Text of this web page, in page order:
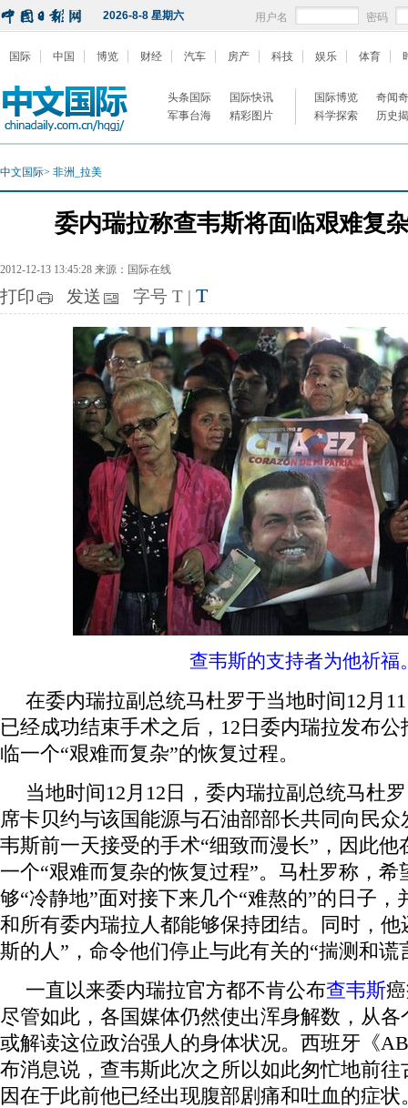
2026-8-8 星期六 用户名 密码
国际 中国 博览 财经 汽车 房产 科技 娱乐 体育
头条国际
国际快讯
军事台海
精彩图片
国际博览
奇闻
科学探索
历史
中文国际> 非洲_拉美
委内瑞拉称查韦斯将面临艰难复
2012-12-13 13:45:28 来源：国际在线
打印 发送 字号 T | T
查韦斯的支持者为他祈福
在委内瑞拉副总统马杜罗于当地时间12月
已经成功结束手术之后，12日委内瑞拉发布
临一个“艰难而复杂”的恢复过程。
当地时间12月12日，委内瑞拉副总统马杜
席卡贝约与该国能源与石油部部长共同向民
韦斯前一天接受的手术“细致而漫长”，因此
一个“艰难而复杂的恢复过程”。马杜罗称，希
够“冷静地”面对接下来几个“难熬的”的日子，
和所有委内瑞拉人都能够保持团结。同时，他
斯的人”，命令他们停止与此有关的“揣测和谎
一直以来委内瑞拉官方都不肯公布查韦斯
尽管如此，各国媒体仍然使出浑身解数，从
或解读这位政治强人的身体状况。西班牙《
布消息说，查韦斯此次之所以如此匆忙地前
因在于此前他已经出现腹部剧痛和吐血的症